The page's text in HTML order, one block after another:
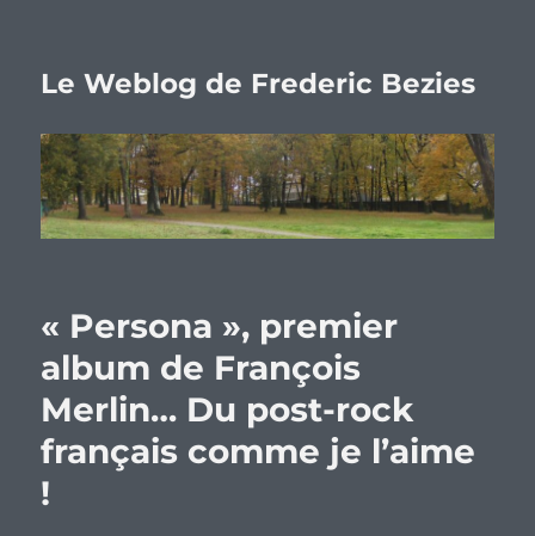
Le Weblog de Frederic Bezies
« Persona », premier
album de François
Merlin… Du post-rock
français comme je l’aime
!